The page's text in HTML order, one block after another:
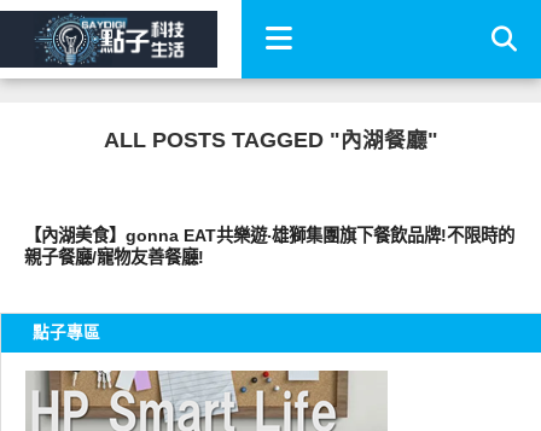
ALL POSTS TAGGED "內湖餐廳"
【內湖美食】gonna EAT共樂遊‧雄獅集團旗下餐飲品牌!不限時的
親子餐廳/寵物友善餐廳!
點子專區